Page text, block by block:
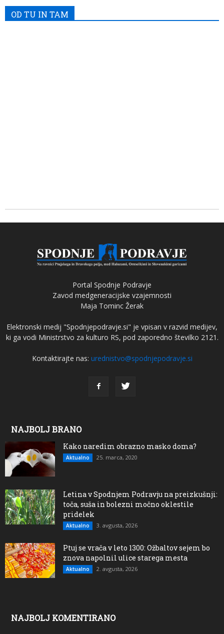
OD TU IN TAM
Portal Spodnje Podravje
Zavod medgeneracijske vzajemnosti
Maja Tominc Žerak
Elektronski medij "Spodnjepodravje.si" je vpisan v razvid medijev,
ki ga vodi Ministrstvo za kulturo RS, pod zaporedno številko 2121.
Kontaktirajte nas: urednistvo@spodnjepodravje.si
NAJBOLJ BRANO
Kako naredim obrazno masko doma?
Aktualno 25. marca, 2020
Letina v Spodnjem Podravju na preizkušnji:
toča, suša in bolezni močno oklestile
pridelek
Aktualno 3. avgusta, 2026
Ptuj se vrača v leto 1300: Ožbaltov sejem bo
znova napolnil ulice starega mesta
Aktualno 2. avgusta, 2026
NAJBOLJ KOMENTIRANO